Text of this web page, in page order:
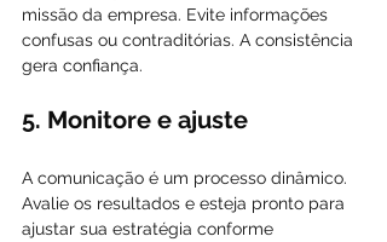
missão da empresa. Evite informações
confusas ou contraditórias. A consistência
gera confiança.
5. Monitore e ajuste
A comunicação é um processo dinâmico.
Avalie os resultados e esteja pronto para
ajustar sua estratégia conforme